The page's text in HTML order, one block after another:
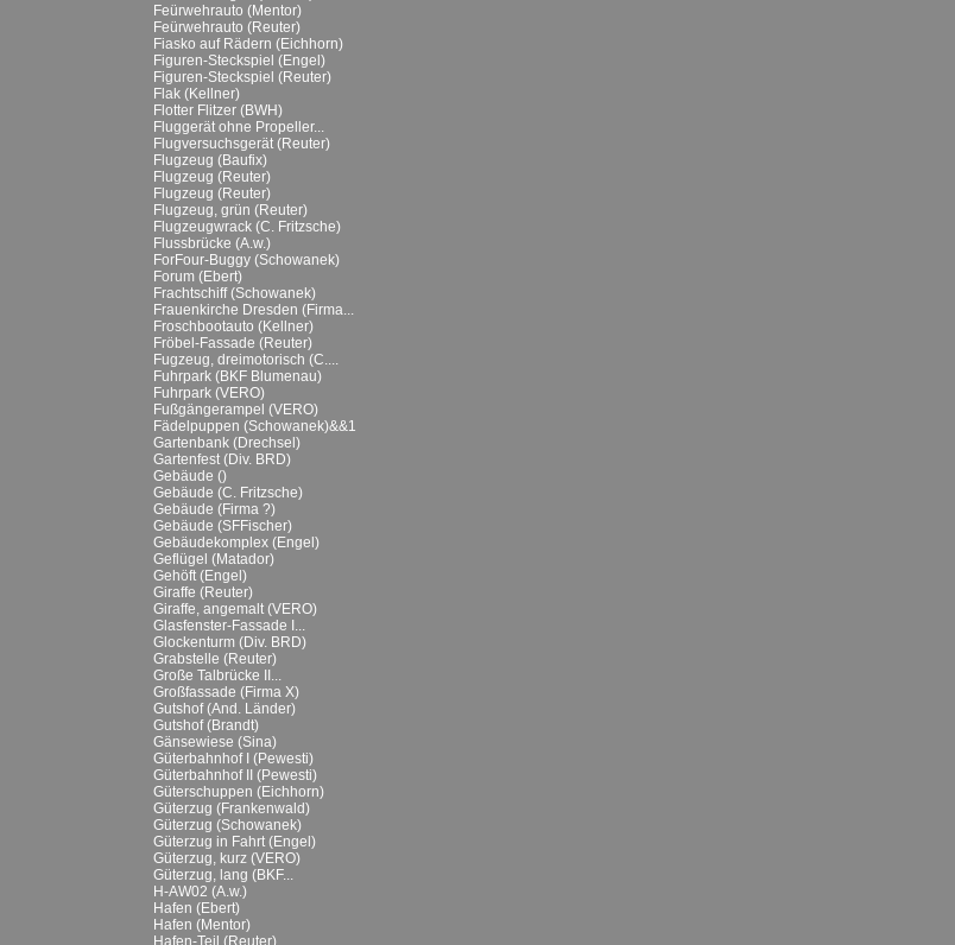
Feürwehrauto (Mentor)
Feürwehrauto (Reuter)
Fiasko auf Rädern (Eichhorn)
Figuren-Steckspiel (Engel)
Figuren-Steckspiel (Reuter)
Flak (Kellner)
Flotter Flitzer (BWH)
Fluggerät ohne Propeller...
Flugversuchsgerät (Reuter)
Flugzeug (Baufix)
Flugzeug (Reuter)
Flugzeug (Reuter)
Flugzeug, grün (Reuter)
Flugzeugwrack (C. Fritzsche)
Flussbrücke (A.w.)
ForFour-Buggy (Schowanek)
Forum (Ebert)
Frachtschiff (Schowanek)
Frauenkirche Dresden (Firma...
Froschbootauto (Kellner)
Fröbel-Fassade (Reuter)
Fugzeug, dreimotorisch (C....
Fuhrpark (BKF Blumenau)
Fuhrpark (VERO)
Fußgängerampel (VERO)
Fädelpuppen (Schowanek)&&1
Gartenbank (Drechsel)
Gartenfest (Div. BRD)
Gebäude ()
Gebäude (C. Fritzsche)
Gebäude (Firma ?)
Gebäude (SFFischer)
Gebäudekomplex (Engel)
Geflügel (Matador)
Gehöft (Engel)
Giraffe (Reuter)
Giraffe, angemalt (VERO)
Glasfenster-Fassade I...
Glockenturm (Div. BRD)
Grabstelle (Reuter)
Große Talbrücke II...
Großfassade (Firma X)
Gutshof (And. Länder)
Gutshof (Brandt)
Gänsewiese (Sina)
Güterbahnhof I (Pewesti)
Güterbahnhof II (Pewesti)
Güterschuppen (Eichhorn)
Güterzug (Frankenwald)
Güterzug (Schowanek)
Güterzug in Fahrt (Engel)
Güterzug, kurz (VERO)
Güterzug, lang (BKF...
H-AW02 (A.w.)
Hafen (Ebert)
Hafen (Mentor)
Hafen-Teil (Reuter)